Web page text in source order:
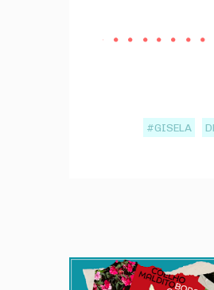
#GISELA